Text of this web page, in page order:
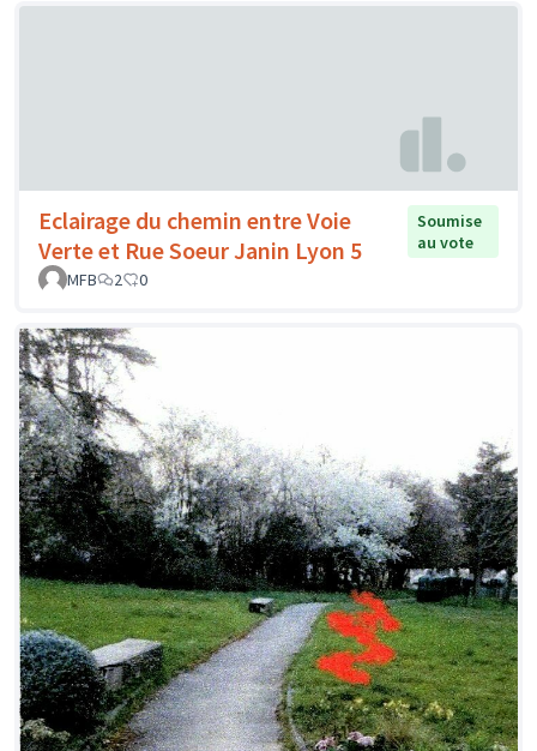
Eclairage du chemin entre Voie
Verte et Rue Soeur Janin Lyon 5
Soumise
au vote
MFB
2 0